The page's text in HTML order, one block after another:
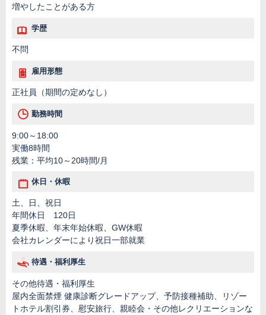
増やしたことがある方
学歴
不問
雇用形態
正社員（期間の定めなし）
勤務時間
9:00～18:00
実働8時間
残業：平均10～20時間/月
休日・休暇
土、日、祝日
年間休日 120日
夏季休暇、年末年始休暇、GW休暇
会社カレンダーにより祝日一部就業
待遇・福利厚生
その他待遇・福利厚生
屋内全面禁煙 健康診断グレードアップ、予防接種補助、リゾー
トホテル割引券、慰安旅行、親睦会・その他レクリエーションな